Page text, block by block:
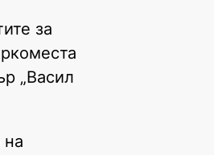
за
„Васил
на